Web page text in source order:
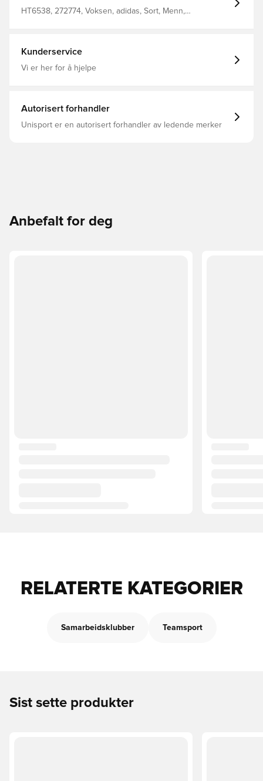
HT6538, 272774, Voksen, adidas, Sort, Menn,
Kunderservice
Vi er her for å hjelpe
Autorisert forhandler
Unisport er en autorisert forhandler av ledende merker
Anbefalt for deg
RELATERTE KATEGORIER
Samarbeidsklubber Teamsport
Sist sette produkter